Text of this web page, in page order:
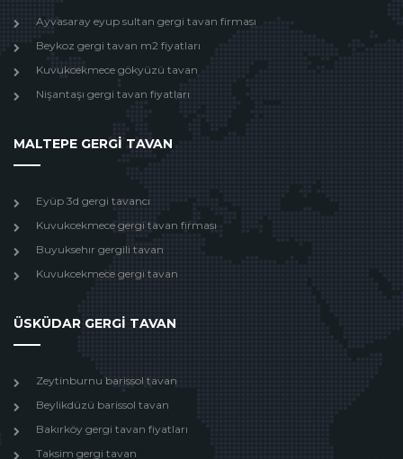
Ayvasaray eyup sultan gergi tavan firması
Beykoz gergi tavan m2 fiyatları
Kuvukcekmece gökyüzü tavan
Nişantaşı gergi tavan fiyatları
MALTEPE GERGİ TAVAN
Eyüp 3d gergi tavancı
Kuvukcekmece gergi tavan firması
Buyuksehır gergili tavan
Kuvukcekmece gergi tavan
ÜSKÜDAR GERGİ TAVAN
Zeytinburnu barissol tavan
Beylikdüzü barissol tavan
Bakırköy gergi tavan fiyatları
Taksim gergi tavan